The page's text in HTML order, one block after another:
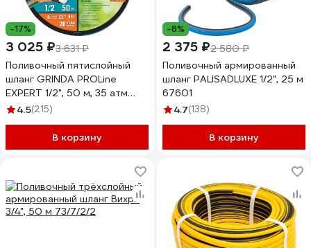
-17%
3 025 ₽3 631 ₽
Поливочный пятислойный
шланг GRINDA PROLine
EXPERT 1/2", 50 м, 35 атм
429007-1/2-50
4.5(215)
В корзину
-8%
2 375 ₽2 580 ₽
Поливочный армированный
шланг PALISADLUXE 1/2", 25 м
67601
4.7(138)
В корзину